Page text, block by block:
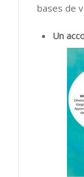
bases de
Un